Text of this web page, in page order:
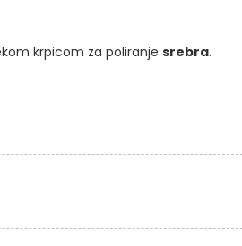
krpicom za poliranje srebra.